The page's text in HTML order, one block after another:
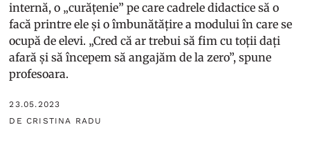
internă, o „curățenie” pe care cadrele didactice să o
facă printre ele și o îmbunătățire a modului în care se
ocupă de elevi. „Cred că ar trebui să fim cu toții dați
afară și să începem să angajăm de la zero”, spune
profesoara.
23.05.2023
DE CRISTINA RADU